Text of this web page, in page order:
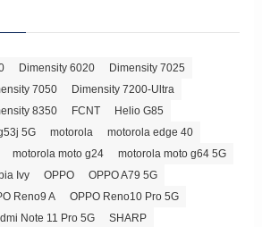
Dimensity 6020
Dimensity 7025
7050
Dimensity 7200-Ultra
8350 FCNT
Helio G85
5G motorola
motorola edge 40
motorola moto g24
motorola moto g64 5G
Ivy OPPO
OPPO A79 5G
Reno9 A
OPPO Reno10 Pro 5G
Note 11 Pro 5G
SHARP